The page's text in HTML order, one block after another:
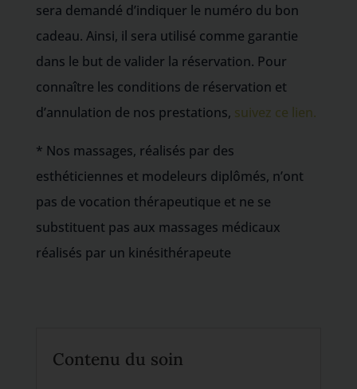
sera demandé d’indiquer le numéro du bon
cadeau. Ainsi, il sera utilisé comme garantie
dans le but de valider la réservation. Pour
connaître les conditions de réservation et
d’annulation de nos prestations, suivez ce lien.
* Nos massages, réalisés par des
esthéticiennes et modeleurs diplômés, n’ont
pas de vocation thérapeutique et ne se
substituent pas aux massages médicaux
réalisés par un kinésithérapeute
Contenu du soin